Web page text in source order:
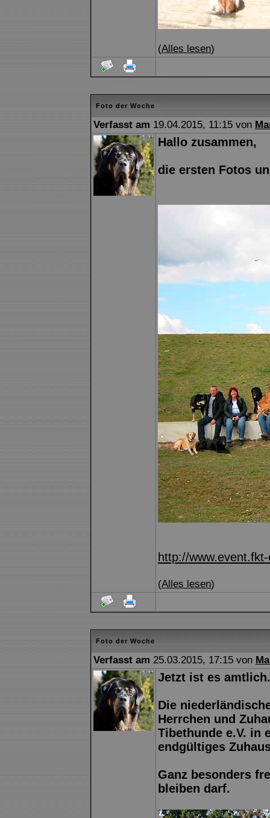
(Alles lesen)
Foto der Woche
Verfasst am 19.04.2015, 11:15 von
Hallo zusammen,
die ersten Fotos
http://
(Alles lesen)
Foto der Woche
Verfasst am 25.03.2015, 17:15 von
Jetzt ist es
Die
Herrchen und
Tibethunde e.V. in
endgültiges
Ganz besonders
bleiben darf.